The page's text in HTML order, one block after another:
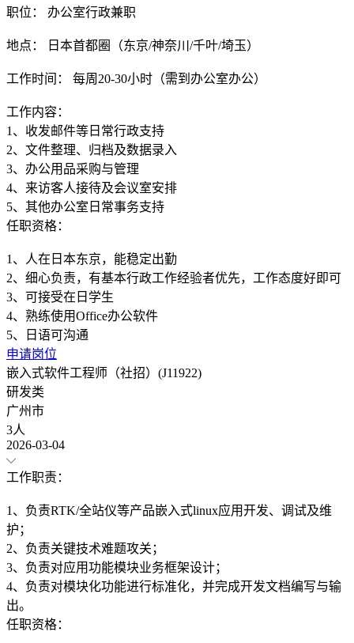
职位： 办公室行政兼职
地点： 日本首都圈（东京/神奈川/千叶/埼玉）
工作时间： 每周20-30小时（需到办公室办公）
工作内容：
1、收发邮件等日常行政支持
2、文件整理、归档及数据录入
3、办公用品采购与管理
4、来访客人接待及会议室安排
任职资格：
1、人在日本东京，能稳定出勤
2、细心负责，有基本行政工作经验者优先，工作态度好即可
3、可接受在日学生
4、熟练使用Office办公软件
申请岗位
嵌入式软件工程师（社招）(J11922)
研发类
广州市
3人
2026-03-04
工作职责：
1、负责RTK/全站仪等产品嵌入式linux应用开发、调试及维
护；
2、负责关键技术难题攻关；
3、负责对应用功能模块业务框架设计；
4、负责对模块化功能进行标准化，并完成开发文档编写与输
任职资格：